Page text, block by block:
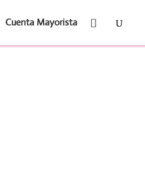
Cuenta Mayorista